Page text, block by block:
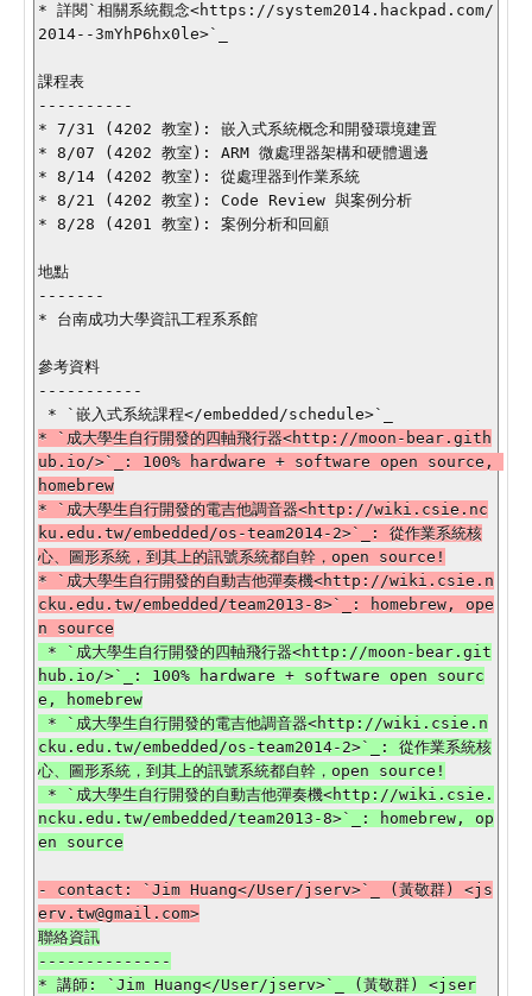
* 詳閱`相關系統觀念<https://system2014.hackpad.com/
2014--3mYhP6hx0le>`_
課程表
----------
* 7/31 (4202 教室): 嵌入式系統概念和開發環境建置
* 8/07 (4202 教室): ARM 微處理器架構和硬體週邊
* 8/14 (4202 教室): 從處理器到作業系統
* 8/21 (4202 教室): Code Review 與案例分析
* 8/28 (4201 教室): 案例分析和回顧
地點
-------
* 台南成功大學資訊工程系系館
參考資料
-----------
* `成大學生自行開發的四軸飛行器<http://moon-bear.gith
ub.io/>`_: 100% hardware + software open source,
homebrew
* `成大學生自行開發的電吉他調音器<http://wiki.csie.nc
ku.edu.tw/embedded/os-team2014-2>`_: 從作業系統核
心、圖形系統，到其上的訊號系統都自幹，open source!
* `成大學生自行開發的自動吉他彈奏機<http://wiki.csie.n
cku.edu.tw/embedded/team2013-8>`_: homebrew, ope
hub.io/>`_: 100% hardware + software open sourc
e, homebrew
cku.edu.tw/embedded/os-team2014-2>`_: 從作業系統核
心、圖形系統，到其上的訊號系統都自幹，open source!
ncku.edu.tw/embedded/team2013-8>`_: homebrew, op
- contact: `Jim Huang</User/jserv>`_ (黃敬群) <js
聯絡資訊
--------------
* 講師: `Jim Huang</User/jserv>`_ (黃敬群) <jser